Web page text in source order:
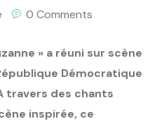
0 Comments
» a réuni sur scène
Démocratique
travers des chants
inspirée, ce